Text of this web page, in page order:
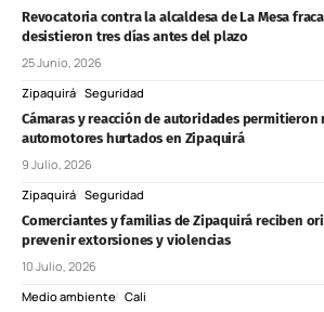
Revocatoria contra la alcaldesa de La Mesa
desistieron tres días antes del plazo
25 Junio, 2026
Zipaquirá Seguridad
Cámaras y reacción de autoridades permitieron
automotores hurtados en Zipaquirá
9 Julio, 2026
Zipaquirá Seguridad
Comerciantes y familias de Zipaquirá reciben
prevenir extorsiones y violencias
10 Julio, 2026
Medio ambiente Cali